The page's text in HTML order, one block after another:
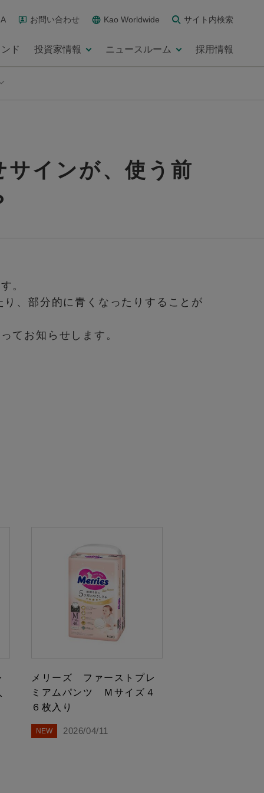
お問い合わせ Kao Worldwide サイト内検索
ド 投資家情報 ニュースルーム 採用情報
インが、使う前
。
、部分的に青くなったりすることが
てお知らせします。
メリーズ ファーストプレ
ミアムパンツ Ｍサイズ４
６枚入り
NEW 2026/04/11